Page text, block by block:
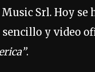
Srl. Hoy se
y video
.